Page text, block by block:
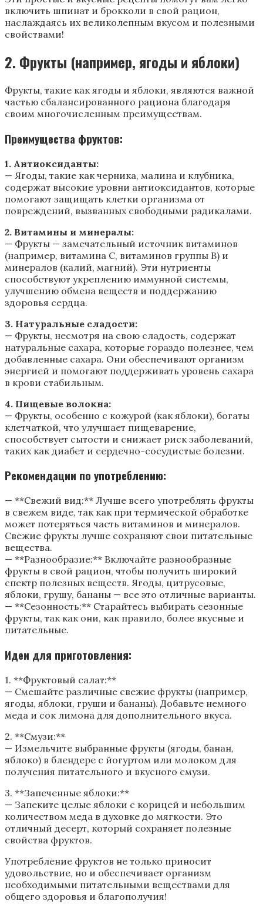
включить шпинат и брокколи в свой рацион,
наслаждаясь их великолепным вкусом и полезными
свойствами!
2. Фрукты (например, ягоды и яблоки)
Фрукты, такие как ягоды и яблоки, являются важной
частью сбалансированного рациона благодаря
своим многочисленным преимуществам.
Преимущества фруктов:
1. Антиоксиданты:
— Ягоды, такие как черника, малина и клубника,
содержат высокие уровни антиоксидантов, которые
помогают защищать клетки организма от
повреждений, вызванных свободными радикалами.
2. Витамины и минералы:
— Фрукты — замечательный источник витаминов
(например, витамина C, витаминов группы B) и
минералов (калий, магний). Эти нутриенты
способствуют укреплению иммунной системы,
улучшению обмена веществ и поддержанию
здоровья сердца.
3. Натуральные сладости:
— Фрукты, несмотря на свою сладость, содержат
натуральные сахара, которые гораздо полезнее, чем
добавленные сахара. Они обеспечивают организм
энергией и помогают поддерживать уровень сахара
в крови стабильным.
4. Пищевые волокна:
— Фрукты, особенно с кожурой (как яблоки), богаты
клетчаткой, что улучшает пищеварение,
способствует сытости и снижает риск заболеваний,
таких как диабет и сердечно-сосудистые болезни.
Рекомендации по употреблению:
— **Свежий вид:** Лучше всего употреблять фрукты
в свежем виде, так как при термической обработке
может потеряться часть витаминов и минералов.
Свежие фрукты лучше сохраняют свои питательные
вещества.
— **Разнообразие:** Включайте разнообразные
фрукты в свой рацион, чтобы получить широкий
спектр полезных веществ. Ягоды, цитрусовые,
яблоки, грушу, бананы — все это отличные варианты.
— **Сезонность:** Старайтесь выбирать сезонные
фрукты, так как они, как правило, более вкусные и
питательные.
Идеи для приготовления:
1. **Фруктовый салат:**
— Смешайте различные свежие фрукты (например,
ягоды, яблоки, груши и бананы). Добавьте немного
меда и сок лимона для дополнительного вкуса.
2. **Смузи:**
— Измельчите выбранные фрукты (ягоды, банан,
яблоко) в блендере с йогуртом или молоком для
получения питательного и вкусного смузи.
3. **Запеченные яблоки:**
— Запеките целые яблоки с корицей и небольшим
количеством меда в духовке до мягкости. Это
отличный десерт, который сохраняет полезные
свойства фруктов.
Употребление фруктов не только приносит
удовольствие, но и обеспечивает организм
необходимыми питательными веществами для
общего здоровья и благополучия!